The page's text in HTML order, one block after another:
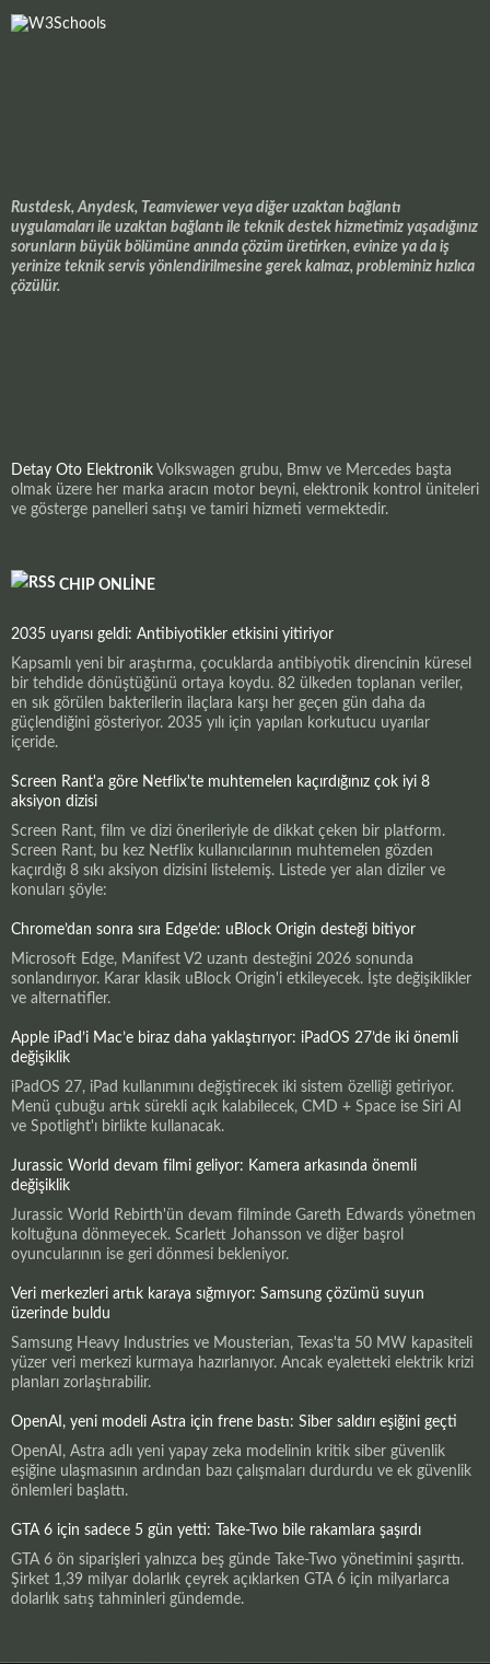
Rustdesk, Anydesk, Teamviewer veya diğer uzaktan bağlantı
uygulamaları ile uzaktan bağlantı ile teknik destek hizmetimiz yaşadığınız
sorunların büyük bölümüne anında çözüm üretirken, evinize ya da iş
yerinize teknik servis yönlendirilmesine gerek kalmaz, probleminiz hızlıca
çözülür.
Detay Oto Elektronik Volkswagen grubu, Bmw ve Mercedes başta
olmak üzere her marka aracın motor beyni, elektronik kontrol üniteleri
ve gösterge panelleri satışı ve tamiri hizmeti vermektedir.
CHIP ONLINE
2035 uyarısı geldi: Antibiyotikler etkisini yitiriyor
Kapsamlı yeni bir araştırma, çocuklarda antibiyotik direncinin küresel
bir tehdide dönüştüğünü ortaya koydu. 82 ülkeden toplanan veriler,
en sık görülen bakterilerin ilaçlara karşı her geçen gün daha da
güçlendiğini gösteriyor. 2035 yılı için yapılan korkutucu uyarılar
içeride.
Screen Rant'a göre Netflix'te muhtemelen kaçırdığınız çok iyi 8
aksiyon dizisi
Screen Rant, film ve dizi önerileriyle de dikkat çeken bir platform.
Screen Rant, bu kez Netflix kullanıcılarının muhtemelen gözden
kaçırdığı 8 sıkı aksiyon dizisini listelemiş. Listede yer alan diziler ve
konuları şöyle:
Chrome’dan sonra sıra Edge’de: uBlock Origin desteği bitiyor
Microsoft Edge, Manifest V2 uzantı desteğini 2026 sonunda
sonlandırıyor. Karar klasik uBlock Origin'i etkileyecek. İşte değişiklikler
ve alternatifler.
Apple iPad’i Mac’e biraz daha yaklaştırıyor: iPadOS 27’de iki önemli
değişiklik
iPadOS 27, iPad kullanımını değiştirecek iki sistem özelliği getiriyor.
Menü çubuğu artık sürekli açık kalabilecek, CMD + Space ise Siri AI
ve Spotlight'ı birlikte kullanacak.
Jurassic World devam filmi geliyor: Kamera arkasında önemli
değişiklik
Jurassic World Rebirth'ün devam filminde Gareth Edwards yönetmen
koltuğuna dönmeyecek. Scarlett Johansson ve diğer başrol
oyuncularının ise geri dönmesi bekleniyor.
Veri merkezleri artık karaya sığmıyor: Samsung çözümü suyun
üzerinde buldu
Samsung Heavy Industries ve Mousterian, Texas'ta 50 MW kapasiteli
yüzer veri merkezi kurmaya hazırlanıyor. Ancak eyaletteki elektrik krizi
planları zorlaştırabilir.
OpenAI, yeni modeli Astra için frene bastı: Siber saldırı eşiğini geçti
OpenAI, Astra adlı yeni yapay zeka modelinin kritik siber güvenlik
eşiğine ulaşmasının ardından bazı çalışmaları durdurdu ve ek güvenlik
önlemleri başlattı.
GTA 6 için sadece 5 gün yetti: Take-Two bile rakamlara şaşırdı
GTA 6 ön siparişleri yalnızca beş günde Take-Two yönetimini şaşırttı.
Şirket 1,39 milyar dolarlık çeyrek açıklarken GTA 6 için milyarlarca
dolarlık satış tahminleri gündemde.